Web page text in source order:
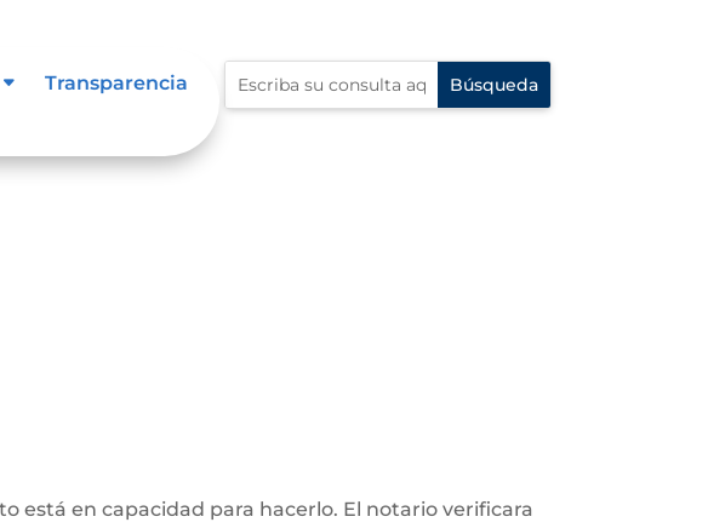
Transparencia
está en capacidad para hacerlo. El notario verificara